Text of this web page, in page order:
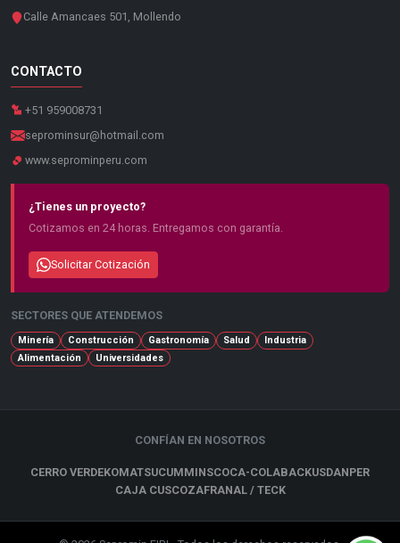
Calle Amancaes 501, Mollendo
CONTACTO
+51 959008731
seprominsur@hotmail.com
www.seprominperu.com
¿Tienes un proyecto?
Cotizamos en 24 horas. Entregamos con garantía.
Solicitar Cotización
SECTORES QUE ATENDEMOS
Minería Construcción Gastronomía Salud
Industria
Alimentación
Universidades
CONFÍAN EN NOSOTROS
CERRO VERDEKOMATSUCUMMINSCOCA-COLABACKUSDANPER
CAJA CUSCOZAFRANAL / TECK